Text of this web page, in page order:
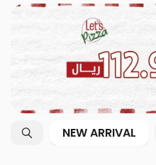
NEW ARRIVAL